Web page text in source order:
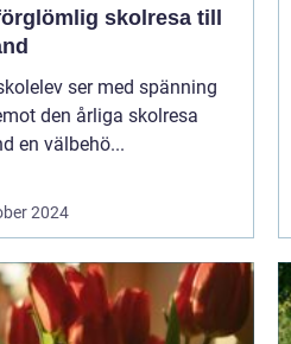
skolresa till
ser med spänning
den årliga skolresa
en välbehö...
2024